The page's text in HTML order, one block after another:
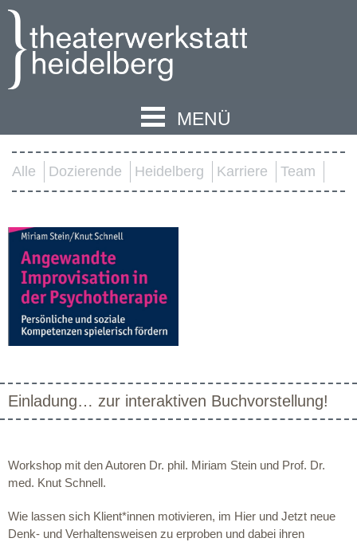
MENÜ
Alle Dozierende Heidelberg Karriere Team
Einladung… zur interaktiven Buchvorstellung!
Workshop mit den Autoren Dr. phil. Miriam Stein und Prof. Dr.
med. Knut Schnell.
Wie lassen sich Klient*innen motivieren, im Hier und Jetzt neue
Denk- und Verhaltensweisen zu erproben und dabei ihren